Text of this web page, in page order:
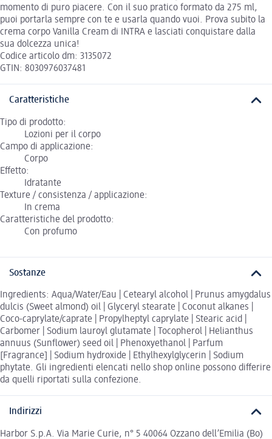
momento di puro piacere. Con il suo pratico formato da 275 ml,
puoi portarla sempre con te e usarla quando vuoi. Prova subito la
crema corpo Vanilla Cream di INTRA e lasciati conquistare dalla
sua dolcezza unica!
Codice articolo dm: 3135072
GTIN: 8030976037481
Caratteristiche
Tipo di prodotto:
Lozioni per il corpo
Campo di applicazione:
Corpo
Effetto:
Idratante
Texture / consistenza / applicazione:
In crema
Caratteristiche del prodotto:
Con profumo
Sostanze
Ingredients: Aqua/Water/Eau | Cetearyl alcohol | Prunus amygdalus
dulcis (Sweet almond) oil | Glyceryl stearate | Coconut alkanes |
Coco-caprylate/caprate | Propylheptyl caprylate | Stearic acid |
Carbomer | Sodium lauroyl glutamate | Tocopherol | Helianthus
annuus (Sunflower) seed oil | Phenoxyethanol | Parfum
[Fragrance] | Sodium hydroxide | Ethylhexylglycerin | Sodium
phytate. Gli ingredienti elencati nello shop online possono differire
da quelli riportati sulla confezione.
Indirizzi
Harbor S.p.A. Via Marie Curie, n° 5 40064 Ozzano dell’Emilia (Bo)